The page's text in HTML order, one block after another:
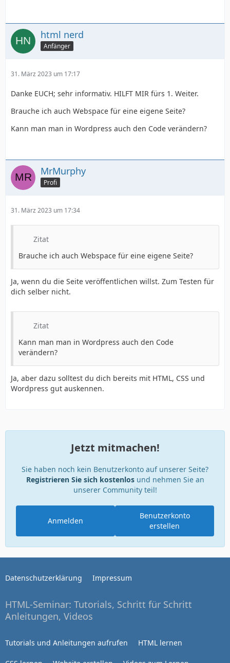
html nerd
Anfänger
31. März 2023 um 17:17
Danke EUCH; sehr informativ. HILFT MIR fürs 1. Weiter.
Brauche ich auch Webspace für eine eigene Seite?
Kann man man in Wordpress auch den Code verändern?
MrMurphy
Profi
31. März 2023 um 17:34
Zitat
Brauche ich auch Webspace für eine eigene Seite?
Ja, wenn du die Seite veröffentlichen willst. Zum Testen für
dich selber nicht.
Zitat
Kann man man in Wordpress auch den Code
verändern?
Ja, aber dazu solltest du dich bereits mit HTML, CSS und
Wordpress gut auskennen.
Jetzt mitmachen!
Sie haben noch kein Benutzerkonto auf unserer Seite?
Registrieren Sie sich kostenlosund nehmen Sie an
unserer Community teil!
Benutzerkonto
erstellen
Anmelden
Datenschutzerklärung Impressum
HTML-Seminar: Tutorials, Schritt für Schritt
Anleitungen, Videos
Tutorials und Anleitungen aufrufen HTML lernen